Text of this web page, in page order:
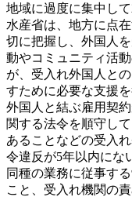
地域に過度に集中し
水産省は、地方に点
切に把握し、外国人
動やコミュニティ活
が、受入れ外国人と
すために必要な支援
外国人と結ぶ雇用契
関する法令を順守し
あることなどの受入
令違反が5年以内にな
同種の業務に従事す
こと、受入れ機関の